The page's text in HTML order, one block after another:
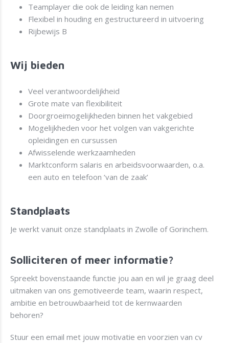
Teamplayer die ook de leiding kan nemen
Flexibel in houding en gestructureerd in uitvoering
Rijbewijs B
Wij bieden
Veel verantwoordelijkheid
Grote mate van flexibiliteit
Doorgroeimogelijkheden binnen het vakgebied
Mogelijkheden voor het volgen van vakgerichte
opleidingen en cursussen
Afwisselende werkzaamheden
Marktconform salaris en arbeidsvoorwaarden, o.a.
een auto en telefoon ‘van de zaak’
Standplaats
Je werkt vanuit onze standplaats in Zwolle of Gorinchem.
Solliciteren of meer informatie?
Spreekt bovenstaande functie jou aan en wil je graag deel
uitmaken van ons gemotiveerde team, waarin respect,
ambitie en betrouwbaarheid tot de kernwaarden
behoren?
Stuur een email met jouw motivatie en voorzien van cv